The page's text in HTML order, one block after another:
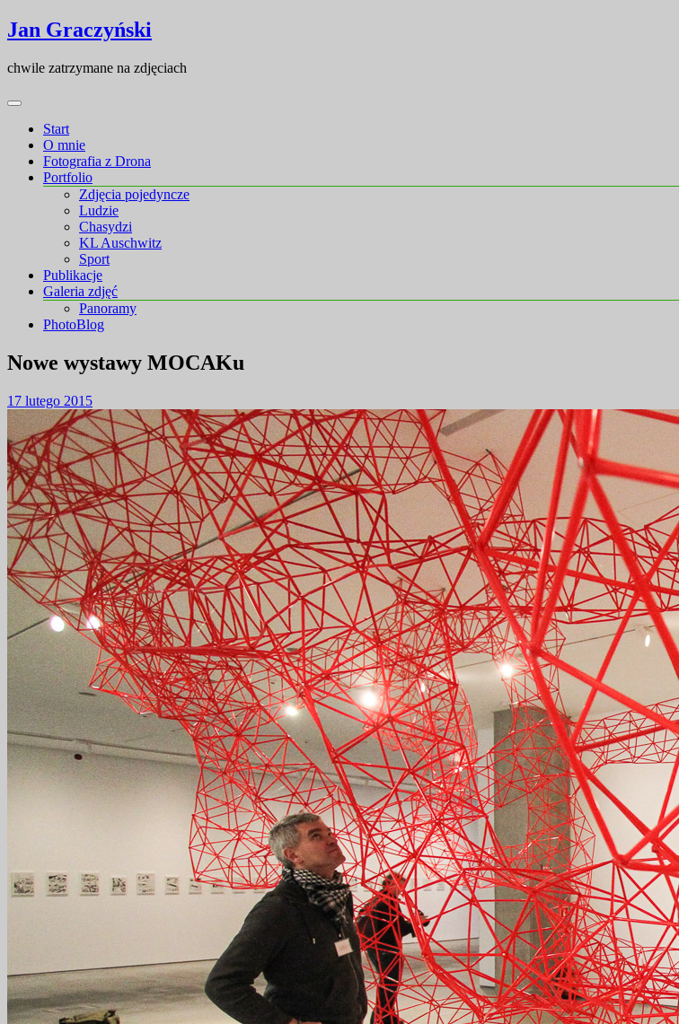
Skip
to
Skip
to
Jan Graczyński
chwile zatrzymane na zdjęciach
Start
O mnie
Fotografia z Drona
Portfolio
Zdjęcia pojedyncze
Ludzie
Chasydzi
KL Auschwitz
Sport
Publikacje
Galeria zdjęć
Panoramy
PhotoBlog
Nowe wystawy MOCAKu
17 lutego 2015